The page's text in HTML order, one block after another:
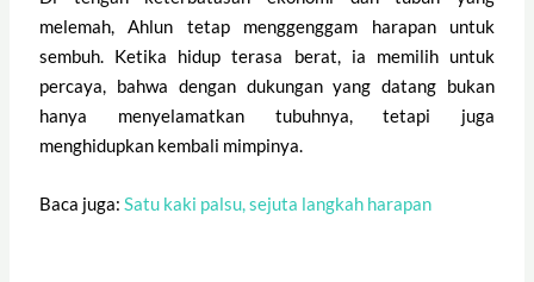
melemah, Ahlun tetap menggenggam harapan untuk
sembuh. Ketika hidup terasa berat, ia memilih untuk
percaya, bahwa dengan dukungan yang datang bukan
hanya menyelamatkan tubuhnya, tetapi juga
menghidupkan kembali mimpinya.
Baca juga:Satu kaki palsu, sejuta langkah harapan